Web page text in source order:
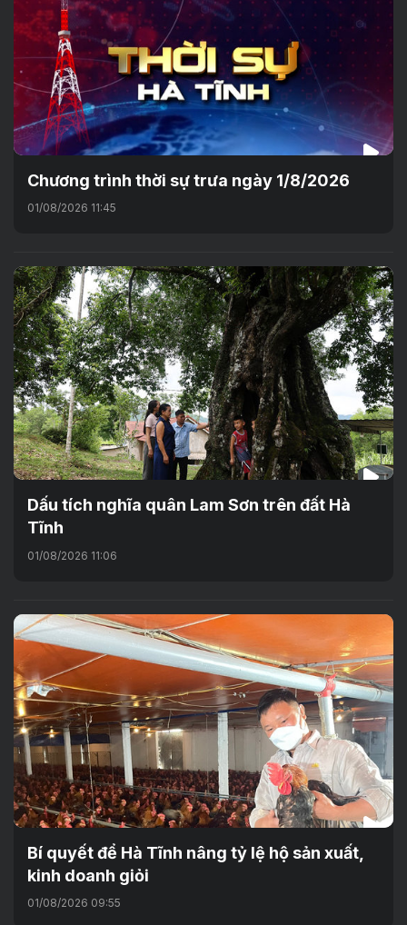
Chương trình thời sự trưa ngày 1/8/2026
01/08/2026 11:45
Dấu tích nghĩa quân Lam Sơn trên đất Hà
Tĩnh
01/08/2026 11:06
Bí quyết để Hà Tĩnh nâng tỷ lệ hộ sản xuất,
kinh doanh giỏi
01/08/2026 09:55